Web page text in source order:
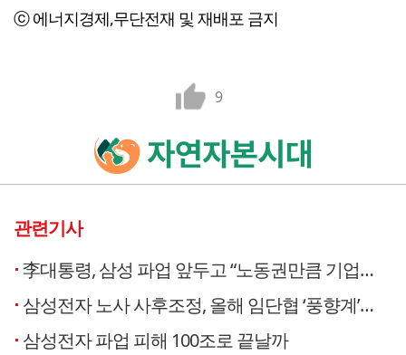
ⓒ 에너지경제,무단전재 및 재배포 금지
9
관련기사
李대통령, 삼성 파업 앞두고 “노동권만큼 기업경영권 존중돼야”
삼성전자 노사 사후조정, 올해 임단협 ‘풍향계’ 예고
삼성전자 파업 피해 100조로 끝날까